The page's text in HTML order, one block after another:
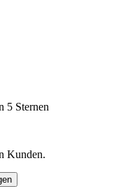
5 Sternen
Kunden.